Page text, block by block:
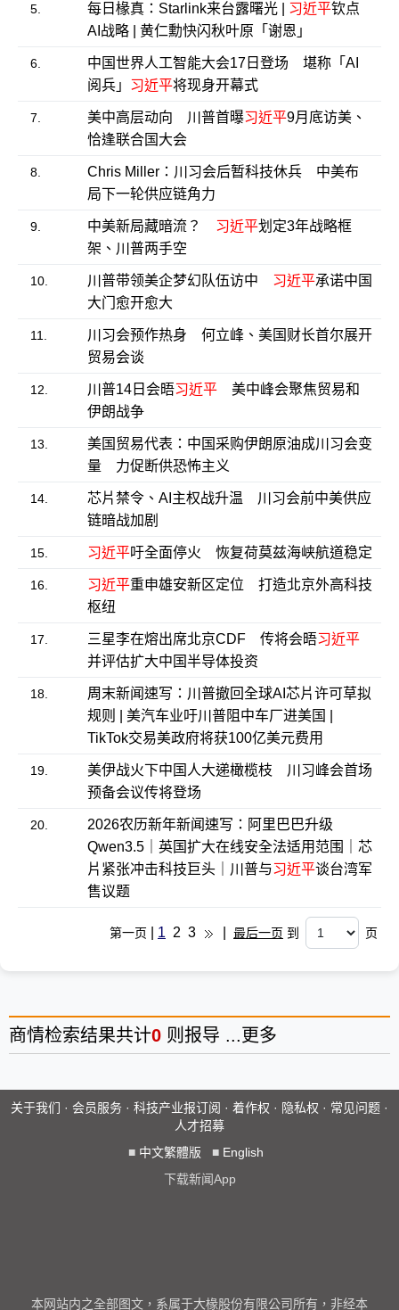
5. 每日椽真：Starlink来台露曙光 | 习近平钦点
AI战略 | 黄仁勳快闪秋叶原「谢恩」
6.
中国世界人工智能大会17日登场 堪称「AI
阅兵」 习近平将现身开幕式
7. 美中高层动向 川普首曝习近平9月底访美、
恰逢联合国大会
8.
Chris Miller：川习会后暂科技休兵 中美布
局下一轮供应链角力
9. 中美新局藏暗流？ 习近平划定3年战略框
架、川普两手空
10. 川普带领美企梦幻队伍访中 习近平承诺中国
大门愈开愈大
11.
川习会预作热身 何立峰、美国财长首尔展开
贸易会谈
12. 川普14日会晤习近平美中峰会聚焦贸易和
伊朗战争
13.
美国贸易代表：中国采购伊朗原油成川习会变
量 力促断供恐怖主义
14.
芯片禁令、AI主权战升温 川习会前中美供应
链暗战加剧
15. 习近平吁全面停火 恢复荷莫兹海峡航道稳定
16. 习近平重申雄安新区定位 打造北京外高科技
枢纽
17. 三星李在熔出席北京CDF 传将会晤习近平
并评估扩大中国半导体投资
18.
周末新闻速写：川普撤回全球AI芯片许可草拟
规则 | 美汽车业吁川普阻中车厂进美国 |
TikTok交易美政府将获100亿美元费用
19.
美伊战火下中国人大递橄榄枝 川习峰会首场
预备会议传将登场
20.
2026农历新年新闻速写：阿里巴巴升级
Qwen3.5｜英国扩大在线安全法适用范围｜芯
片紧张冲击科技巨头｜川普与习近平谈台湾军
售议题
第一页 1 2 3 最后一页 到 页
商情检索结果共计0 则报导 ... 更多
关于我们 · 会员服务 · 科技产业报订阅 · 着作权 · 隐私权 · 常见问题 ·
人才招募
■ 中文繁體版 ■ English
下载新闻App
本网站内之全部图文，系属于大椽股份有限公司所有，非经本